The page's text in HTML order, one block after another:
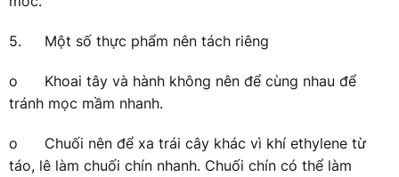
5. Một số thực phẩm nên tách riêng
o
Khoai tây và hành không nên để cùng nhau để
tránh mọc mầm nhanh.
o
Chuối nên để xa trái cây khác vì khí ethylene từ
táo, lê làm chuối chín nhanh. Chuối chín có thể làm